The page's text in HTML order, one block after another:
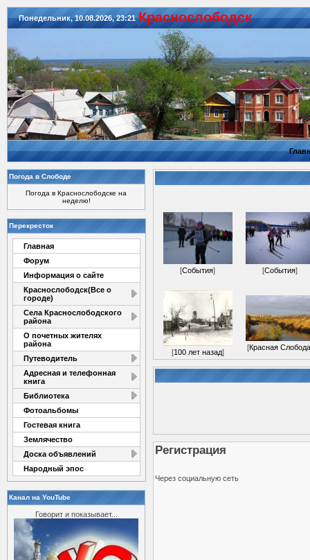
Понедельник, 10.08.2026, 23:21 Красноcлободск
Погода в Слободе
Погода в Краснослободске на
неделю!
Перекресток
Главная
Форум
Информация о сайте
Краснослободск(Все о
городе)
Села Краснослободского
района
О почетных жителях
района
Путеводитель
Адресная и телефонная
книга
Библиотека
Фотоальбомы
Гостевая книга
Землячество
Доска объявлений
Народный эпос
Канал на YouTube
Говорит и показывает...
[События] [События]
[100 лет назад]
[Красная Слобода
Регистрация
Через социальную сеть